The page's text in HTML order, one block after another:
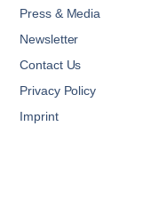
Press & Media
Newsletter
Contact Us
Privacy Policy
Imprint